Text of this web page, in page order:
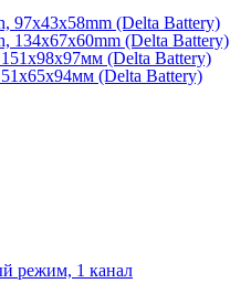
97х43х58mm (Delta Battery)
134x67x60mm (Delta Battery)
(Delta Battery)
(Delta Battery)
режим, 1 канал